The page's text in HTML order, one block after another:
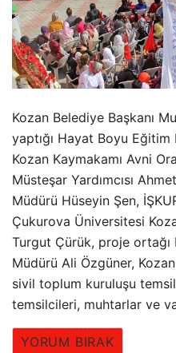
Kozan Belediye Başkanı
yaptığı Hayat Boyu Eğitim
Kozan Kaymakamı Avni
Müsteşar Yardımcısı
Müdürü Hüseyin Şen,
Çukurova Üniversitesi
Turgut Çürük, proje
Müdürü Ali Özgüner,
sivil toplum kuruluşu
temsilcileri, muhtarlar ve
YORUM BIRAK